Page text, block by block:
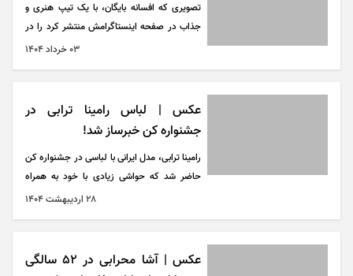
تصویری که افسانه بایگان، با یک تیپ هنری و
جذاب در صفحه اینستاگرامش منتشر کرد را در
۰۳ خرداد ۱۴۰۴
عکس | لباس رامینا ترابی در
جشنواره کن خبرساز شد!
رامینا ترابی، مدل ایرانی با لباسی در جشنواره کن
حاضر شد که حواشی زیادی با خود به همراه
داشت. سرشانه‌های این لباس، نماد‌هایی از تخت
۲۸ ارديبهشت ۱۴۰۴
عکس | آشا محرابی در ۵۲ سالگی